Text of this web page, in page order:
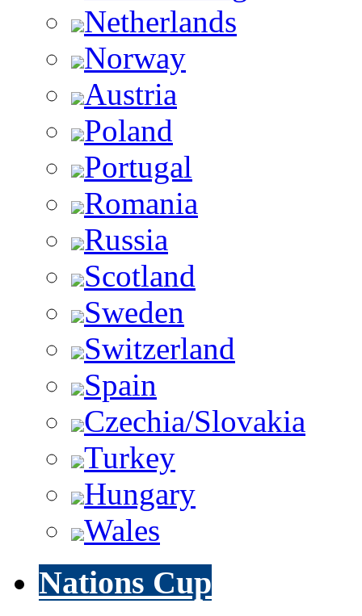
Netherlands
Norway
Austria
Poland
Portugal
Romania
Russia
Scotland
Sweden
Switzerland
Spain
Czechia/Slovakia
Turkey
Hungary
Wales
Nations Cup